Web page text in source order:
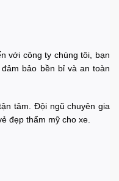
với công ty chúng tôi, bạn
bảo bền bỉ và an toàn
tâm. Đội ngũ chuyên gia
đẹp thẩm mỹ cho xe.